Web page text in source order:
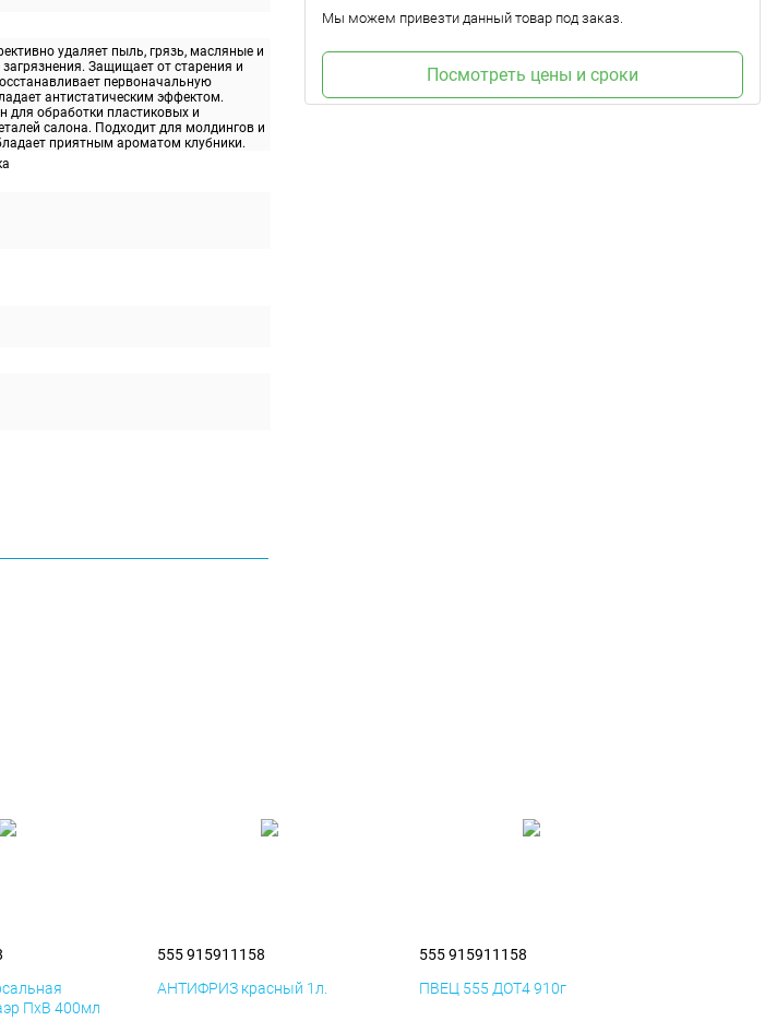
удаляет пыль, грязь, масляные и
Защищает от старения и
первоначальную
антистатическим эффектом.
для обработки пластиковых и
салона. Подходит для молдингов и
приятным ароматом клубники.
Мы можем привезти данный товар под заказ.
Посмотреть цены и сроки
ПхВ 400мл
555 915911158
АНТИФРИЗ красный 1л.
555 915911158
ПВЕЦ 555 ДОТ4 910г